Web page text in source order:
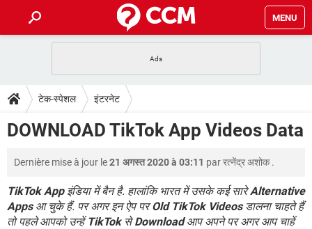
MENU
फोन पर अकाउंट बैलेंस चेक
WhatsApp Hack हो गया? Lucky Patcher यूज करें
टेक-स्पेशल
2020 के फ्री एंटीवायरस
बेस्ट फ्री ऑनलाइन गेम्स
डाउनलोड
FORUM
TikTok Account Freeze हो गया JioPhone में TikTok डाउनलोड
SBI बैंक अकाउंट नंबर पता करें
एनसाइक्लोपीडिया
केबल और कनेक्टर्स कंप्यूटर बस
टेक-स्पेशल इंटरनेट
DOWNLOAD TikTok App Videos Data
Dernière mise à jour le21 अगस्त 2020 à 03:11 parरत्नेंद्र अशोक.
TikTok Appइंडिया में बैन है. हालांकि भारत में उसके कई सारेAlternative
Appsआ चुके हैं. पर अगर इन ऐप परOld TikTok Videosडालना चाहते हैं
तो पहले आपको उन्हेंTikTokसेDownloadआप अपने पर अगर आप चाहें